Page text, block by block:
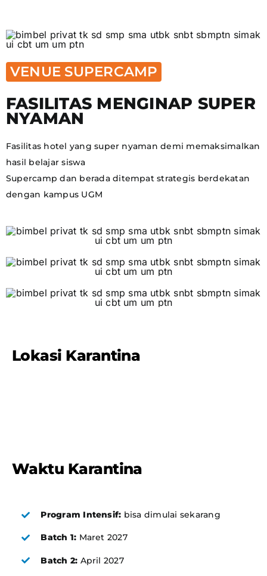
VENUE SUPERCAMP
FASILITAS MENGINAP SUPER
NYAMAN
Fasilitas hotel yang super nyaman demi memaksimalkan
hasil belajar siswa
Supercamp dan berada ditempat strategis berdekatan
dengan kampus UGM
Lokasi Karantina
Waktu Karantina
Program Intensif: bisa dimulai sekarang
Batch 1: Maret 2027
Batch 2: April 2027